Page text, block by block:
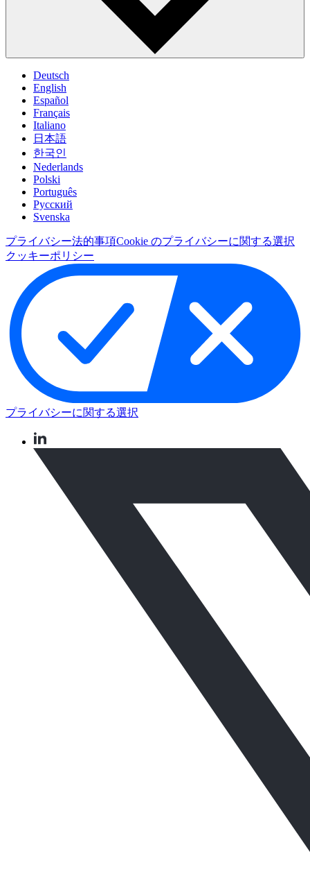
Deutsch
English
Español
Français
Italiano
日本語
한국인
Nederlands
Polski
Português
Pусский
Svenska
プライバシー法的事項Cookie のプライバシーに関する選択
クッキーポリシー
プライバシーに関する選択